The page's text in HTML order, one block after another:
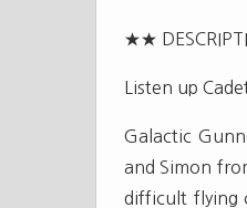
★★
Listen up
Galactic
and Simon
difficult flying